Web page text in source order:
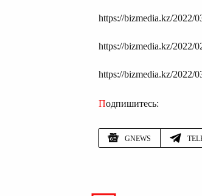
https://bizmedia.kz/2022/
https://bizmedia.kz/2022/
https://bizmedia.kz/2022/
Подпишитесь:
GNEWS